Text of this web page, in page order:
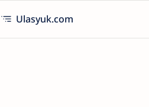
Ulasyuk.com